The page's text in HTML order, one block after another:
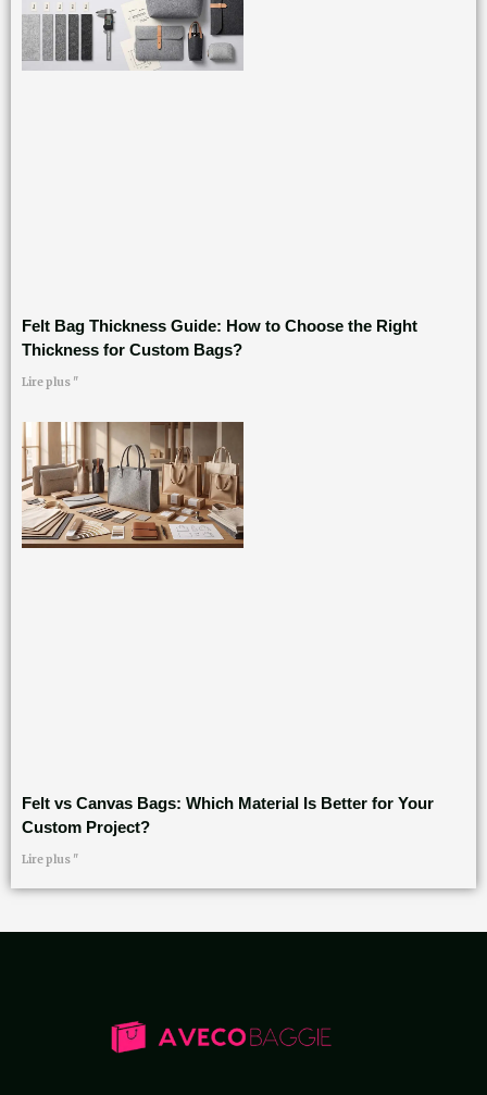
Felt Bag Thickness Guide: How to Choose the Right
Thickness for Custom Bags?
Lire plus "
Felt vs Canvas Bags: Which Material Is Better for Your
Custom Project?
Lire plus "